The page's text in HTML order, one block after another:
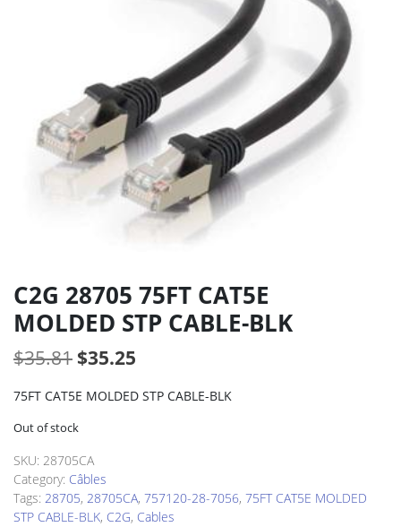
C2G 28705 75FT CAT5E
MOLDED STP CABLE-BLK
$35.81 Original
$35.81.
$35.25
75FT CAT5E MOLDED STP CABLE-BLK
Out of stock
SKU: 28705CA
Category: Câbles
Tags: 28705, 28705CA, 757120-28-7056, 75FT CAT5E MOLDED
STP CABLE-BLK, C2G, Cables